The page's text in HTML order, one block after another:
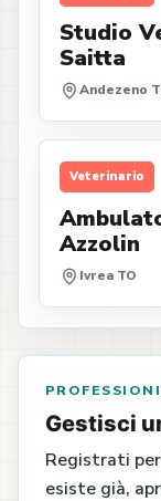
Studio
Saitta
Andezeno
Veterinario
Azzolin
Ivrea TO
Gestisci
Registrati
esiste già,